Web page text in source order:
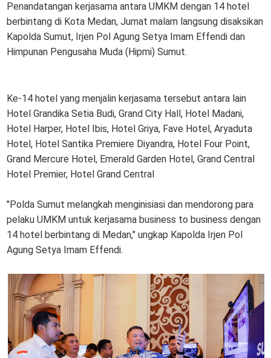
Penandatangan kerjasama antara UMKM dengan 14 hotel
berbintang di Kota Medan, Jumat malam langsung disaksikan
Kapolda Sumut, Irjen Pol Agung Setya Imam Effendi dan
Himpunan Pengusaha Muda (Hipmi) Sumut.
Ke-14 hotel yang menjalin kerjasama tersebut antara lain
Hotel Grandika Setia Budi, Grand City Hall, Hotel Madani,
Hotel Harper, Hotel Ibis, Hotel Griya, Fave Hotel, Aryaduta
Hotel, Hotel Santika Premiere Diyandra, Hotel Four Point,
Grand Mercure Hotel, Emerald Garden Hotel, Grand Central
Hotel Premier, Hotel Grand Central
"Polda Sumut melangkah menginisiasi dan mendorong para
pelaku UMKM untuk kerjasama business to business dengan
14 hotel berbintang di Medan," ungkap Kapolda Irjen Pol
Agung Setya Imam Effendi.